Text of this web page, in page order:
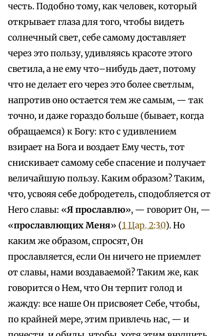
честь. Подобно тому, как человек, который
открывает глаза для того, чтобы видеть
солнечный свет, себе самому доставляет
через это пользу, удивляясь красоте этого
светила, а не ему что–нибудь дает, потому
что не делает его через это более светлым,
напротив оно остается тем же самым, — так
точно, и даже гораздо больше (бывает, когда
обращаемся) к Богу: кто с удивлением
взирает на Бога и воздает Ему честь, тот
снискивает самому себе спасение и получает
величайшую пользу. Каким образом? Таким,
что, усвояя себе добродетель, сподобляется от
Него славы: «Я прославлю», — говорит Он, —
«прославлющих Меня» (1 Цар. 2:30). Но
каким же образом, спросят, Он
прославляется, если Он ничего не приемлет
от славы, нами воздаваемой? Таким же, как
говорится о Нем, что Он терпит голод и
жажду: все наше Он присвояет Себе, чтобы,
по крайней мере, этим привлечь нас, — и